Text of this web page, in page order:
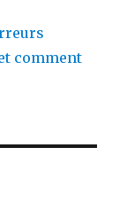
comment